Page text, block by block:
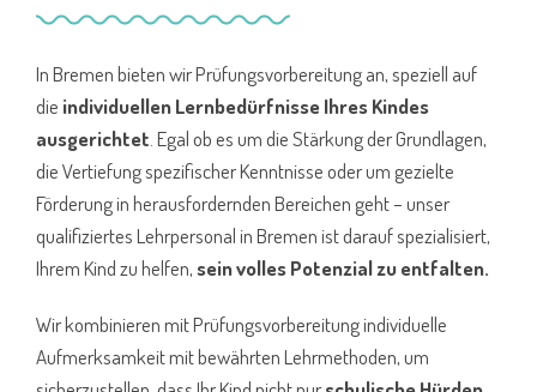
In Bremen bieten wir Prüfungsvorbereitung an, speziell auf
die individuellen Lernbedürfnisse Ihres Kindes
ausgerichtet . Egal ob es um die Stärkung der Grundlagen,
die Vertiefung spezifischer Kenntnisse oder um gezielte
Förderung in herausfordernden Bereichen geht – unser
qualifiziertes Lehrpersonal in Bremen ist darauf spezialisiert,
Ihrem Kind zu helfen,sein volles Potenzial zu entfalten.
Wir kombinieren mit Prüfungsvorbereitung individuelle
Aufmerksamkeit mit bewährten Lehrmethoden, um